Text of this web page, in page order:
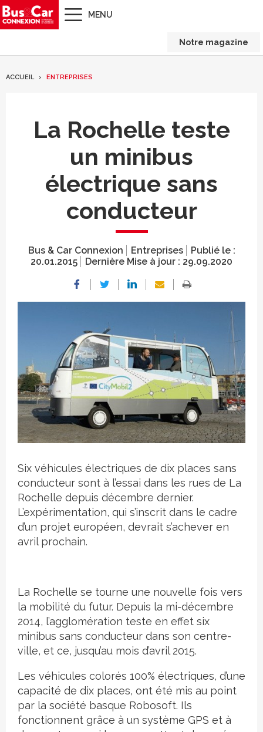
MENU
Notre magazine
ACCUEIL ENTREPRISES
La Rochelle teste
un minibus
électrique sans
conducteur
Bus & Car Connexion Entreprises
Publié le :
20.01.2015
Dernière Mise à jour : 29.09.2020
Crédit photo
Six véhicules électriques de dix places sans
conducteur sont à l’essai dans les rues de La
Rochelle depuis décembre dernier.
L’expérimentation, qui s’inscrit dans le cadre
d’un projet européen, devrait s’achever en
avril prochain.
La Rochelle se tourne une nouvelle fois vers
la mobilité du futur. Depuis la mi-décembre
2014, l’agglomération teste en effet six
minibus sans conducteur dans son centre-
ville, et ce, jusqu’au mois d’avril 2015.
Les véhicules colorés 100% électriques, d’une
capacité de dix places, ont été mis au point
par la société basque Robosoft. Ils
fonctionnent grâce à un système GPS et à